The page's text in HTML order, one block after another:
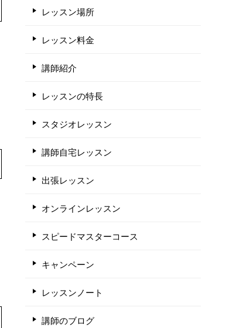
レッスン場所
レッスン料金
講師紹介
レッスンの特長
スタジオレッスン
講師自宅レッスン
出張レッスン
オンラインレッスン
スピードマスターコース
キャンペーン
レッスンノート
講師のブログ